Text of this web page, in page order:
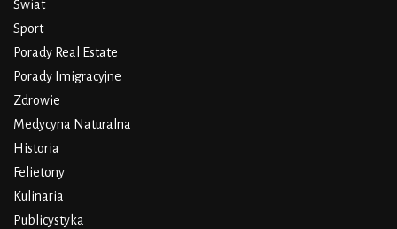
Świat
Sport
Porady Real Estate
Porady Imigracyjne
Zdrowie
Medycyna Naturalna
Historia
Felietony
Kulinaria
Publicystyka